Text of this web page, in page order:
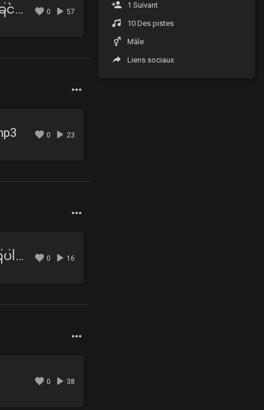
07 - ပန်းနဲ့ပေါက်တာလည်းနာခြင်တယ်.mp3 0 57
0 23
04 - ချစ်သူတိုင်းလည်း ငြားကြပါစေ.mp3 0 16
0 38
1 Suivant
10 Des pistes
Mâle
Liens sociaux